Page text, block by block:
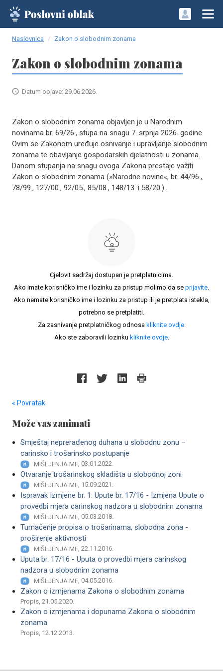
Naslovnica Zakon o slobodnim zonama
Zakon o slobodnim zonama
Datum objave: 29.06.2026.
Zakon o slobodnim zonama objavljen je u Narodnim
novinama br. 69/26., stupa na snagu 7. srpnja 2026. godine.
Ovim se Zakonom uređuje osnivanje i upravljanje slobodnim
zonama te obavljanje gospodarskih djelatnosti u zonama.
Danom stupanja na snagu ovoga Zakona prestaje važiti
Zakon o slobodnim zonama (»Narodne novine«, br. 44/96.,
78/99., 127/00., 92/05., 85/08., 148/13. i 58/20.)...
Cjelovit sadržaj dostupan je pretplatnicima.
Ako imate korisničko ime i lozinku za pristup molimo da se prijavite.
Ako nemate korisničko ime i lozinku za pristup ili je pretplata istekla,
potrebno se pretplatiti.
Za zasnivanje pretplatničkog odnosa kliknite ovdje.
Ako ste zaboravili lozinku kliknite ovdje.
« Povratak
Može vas zanimati
Smještaj neprerađenog duhana u slobodnu zonu –
carinsko i trošarinsko postupanje
MIŠLJENJA MF, 03.01.2022.
Otvaranje trošarinskog skladišta u slobodnoj zoni
MIŠLJENJA MF, 15.09.2021.
Ispravak Izmjene br. 1. Upute br. 17/16 - Izmjena Upute o
provedbi mjera carinskog nadzora u slobodnim zonama
MIŠLJENJA MF, 05.03.2018.
Tumačenje propisa o trošarinama, slobodna zona -
proširenje aktivnosti
MIŠLJENJA MF, 22.11.2016.
Uputa br. 17/16 - Uputa o provedbi mjera carinskog
nadzora u slobodnim zonama
MIŠLJENJA MF, 04.05.2016.
Zakon o izmjenama Zakona o slobodnim zonama
Propis, 21.05.2020.
Zakon o izmjenama i dopunama Zakona o slobodnim
zonama
Propis, 12.12.2013.